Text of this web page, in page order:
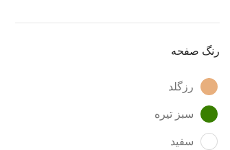
رنگ صفحه
رزگلد
سبز تیره
سفید